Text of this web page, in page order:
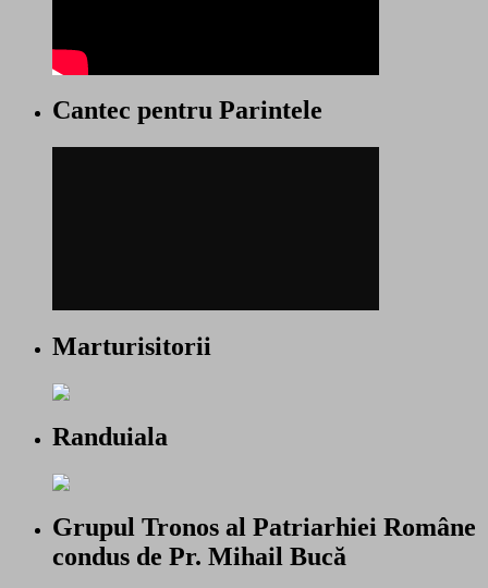
Cantec pentru Parintele
Marturisitorii
Randuiala
Grupul Tronos al Patriarhiei Române
condus de Pr. Mihail Bucă